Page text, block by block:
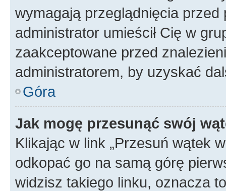
wymagają przeglądnięcia
administrator umieścił Cię w
zaakceptowane przed
administratorem, by uzyskać
Góra
Jak mogę przesunąć swój
Klikając w link „Przesuń wątek
odkopać go na samą górę
widzisz takiego linku, oznacza